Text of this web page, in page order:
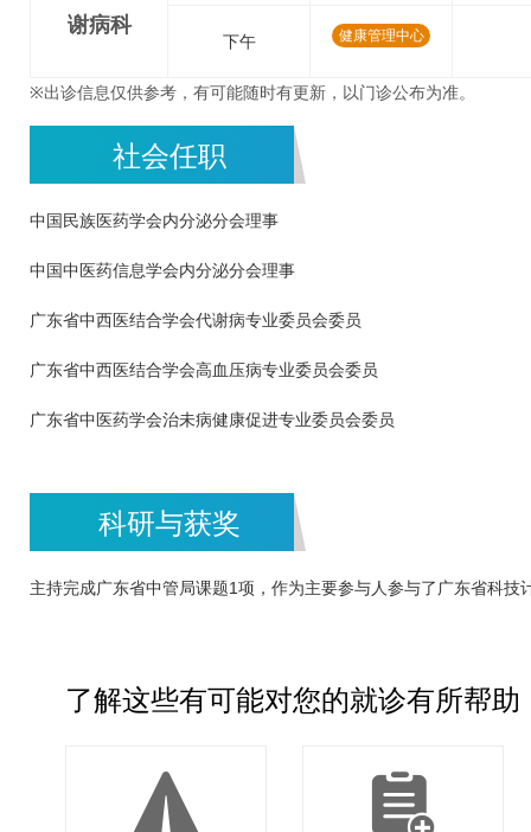
谢病科
下午 健康管理中心
※出诊信息仅供参考，有可能随时有更新，以门诊公布为准。
社会任职
中国民族医药学会内分泌分会理事
中国中医药信息学会内分泌分会理事
广东省中西医结合学会代谢病专业委员会委员
广东省中西医结合学会高血压病专业委员会委员
广东省中医药学会治未病健康促进专业委员会委员
科研与获奖
主持完成广东省中管局课题1项，作为主要参与人参与了广东省科
了解这些有可能对您的就诊有所帮助